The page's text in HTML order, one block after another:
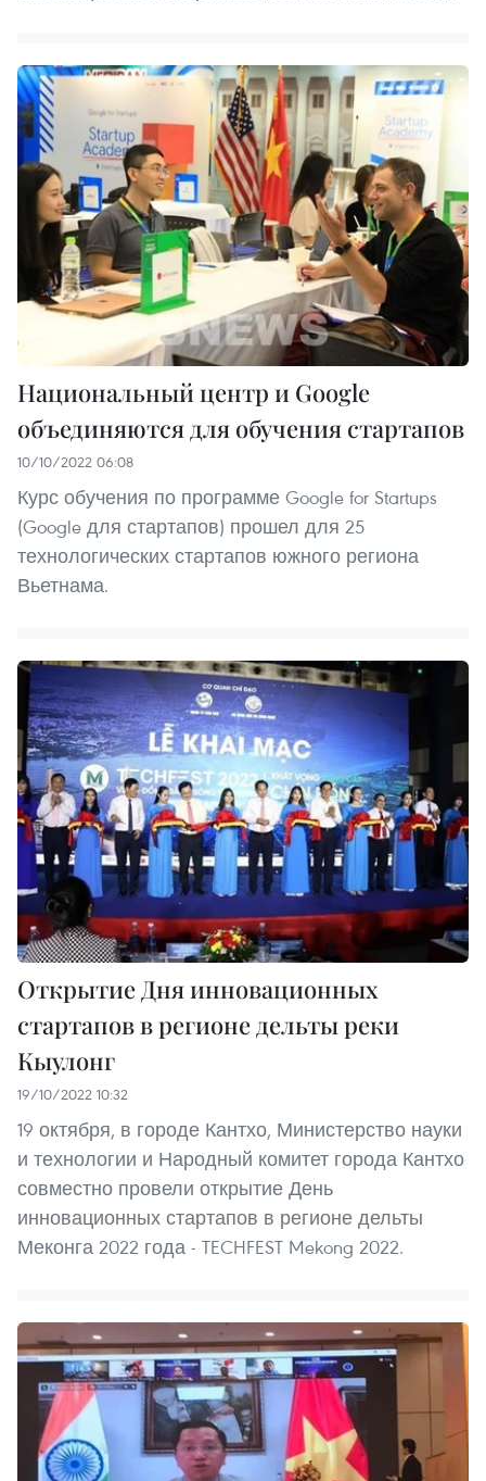
Национальный центр и Google
объединяются для обучения стартапов
10/10/2022 06:08
Курс обучения по программе Google for Startups
(Google для стартапов) прошел для 25
технологических стартапов южного региона
Вьетнама.
Открытие Дня инновационных
стартапов в регионе дельты реки
Кыулонг
19/10/2022 10:32
19 октября, в городе Кантхо, Министерство науки
и технологии и Народный комитет города Кантхо
совместно провели открытие День
инновационных стартапов в регионе дельты
Меконга 2022 года - TECHFEST Mekong 2022.